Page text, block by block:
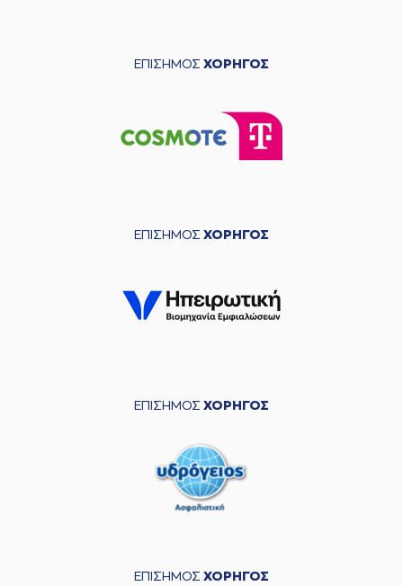
ΕΠΙΣΗΜΟΣ ΧΟΡΗΓΟΣ
ΕΠΙΣΗΜΟΣ ΧΟΡΗΓΟΣ
ΕΠΙΣΗΜΟΣ ΧΟΡΗΓΟΣ
ΕΠΙΣΗΜΟΣ ΧΟΡΗΓΟΣ